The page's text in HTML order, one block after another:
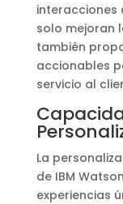
interacciones
solo mejoran
también
accionables
servicio al
La
de IBM
experiencias